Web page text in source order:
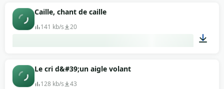
Caille, chant de caille
141 kb/s 20
Le cri d&#39;un aigle volant
128 kb/s 43